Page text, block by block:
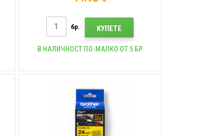
бр. КУПЕТЕ
В НАЛИЧНОСТ ПО-МАЛКО ОТ 5 БР